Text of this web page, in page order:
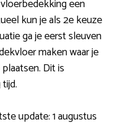
een
kun je als 2e keuze
ga je eerst sleuven
maken waar je
Dit is
update: 1 augustus